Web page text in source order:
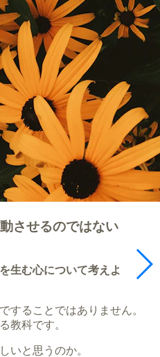
させるのではない
生む心について考えよ
することではありません。
教科です。
いと思うのか。